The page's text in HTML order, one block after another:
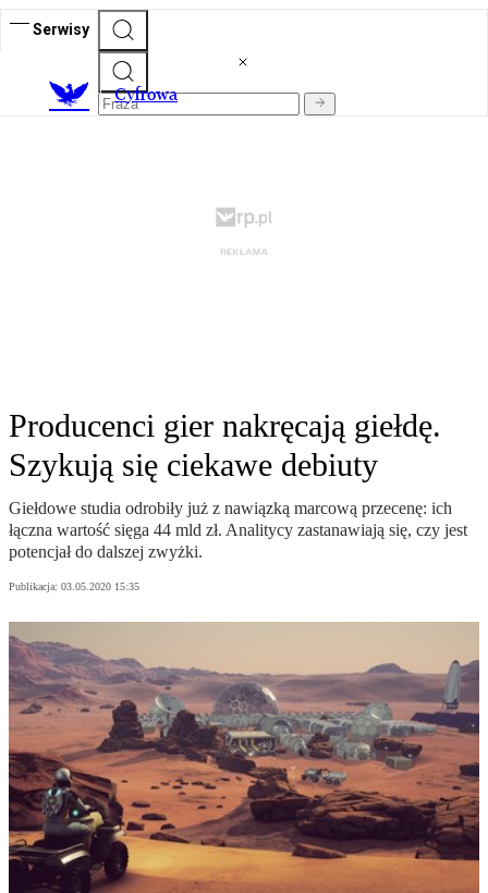
Serwisy
Cyfrowa
Producenci gier nakręcają giełdę.
Szykują się ciekawe debiuty
Giełdowe studia odrobiły już z nawiązką marcową przecenę: ich
łączna wartość sięga 44 mld zł. Analitycy zastanawiają się, czy jest
potencjał do dalszej zwyżki.
Publikacja: 03.05.2020 15:35